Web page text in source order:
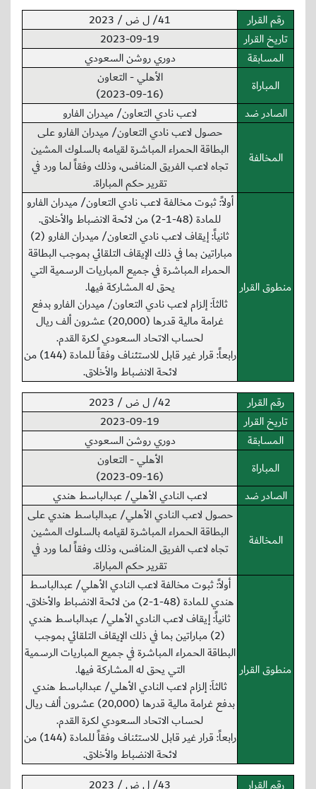
رقم القرار
41/ ل ض / 2023
تاريخ القرار
2023-09-19
المسابقة
دوري روشن السعودي
المباراة
الأهلي - التعاون
(2023-09-16)
الصادر ضد
لاعب نادي التعاون/ ميدران الفارو
المخالفة
حصول لاعب نادي التعاون/ ميدران الفارو على
البطاقة الحمراء المباشرة لقيامه بالسلوك المشين
تجاه لاعب الفريق المنافس، وذلك وفقاً لما ورد في
تقرير حكم المباراة.
منطوق القرار
أولاً: ثبوت مخالفة لاعب نادي التعاون/ ميدران الفارو
للمادة (48-1-2) من لائحة الانضباط والأخلاق.
ثانياً: إيقاف لاعب نادي التعاون/ ميدران الفارو (2)
مباراتين بما في ذلك الإيقاف التلقائي بموجب البطاقة
الحمراء المباشرة في جميع المباريات الرسمية التي
يحق له المشاركة فيها.
ثالثاَ: إلزام لاعب نادي التعاون/ ميدران الفارو بدفع
غرامة مالية قدرها (20,000) عشرون ألف ريال
لحساب الاتحاد السعودي لكرة القدم.
رابعاً: قرار غير قابل للاستئناف وفقاً للمادة (144) من
لائحة الانضباط والأخلاق.
رقم القرار
42/ ل ض / 2023
تاريخ القرار
2023-09-19
المسابقة
دوري روشن السعودي
المباراة
الأهلي - التعاون
(2023-09-16)
الصادر ضد
لاعب النادي الأهلي/ عبدالباسط هندي
المخالفة
حصول لاعب النادي الأهلي/ عبدالباسط هندي على
البطاقة الحمراء المباشرة لقيامه بالسلوك المشين
تجاه لاعب الفريق المنافس، وذلك وفقاً لما ورد في
تقرير حكم المباراة.
منطوق القرار
أولاً: ثبوت مخالفة لاعب النادي الأهلي/ عبدالباسط
هندي للمادة (48-1-2) من لائحة الانضباط والأخلاق.
ثانياً: إيقاف لاعب النادي الأهلي/ عبدالباسط هندي
(2) مباراتين بما في ذلك الإيقاف التلقائي بموجب
البطاقة الحمراء المباشرة في جميع المباريات الرسمية
التي يحق له المشاركة فيها.
ثالثاَ: إلزام لاعب النادي الأهلي/ عبدالباسط هندي
بدفع غرامة مالية قدرها (20,000) عشرون ألف ريال
لحساب الاتحاد السعودي لكرة القدم.
رابعاً: قرار غير قابل للاستئناف وفقاً للمادة (144) من
لائحة الانضباط والأخلاق.
رقم القرار
43/ ل ض / 2023